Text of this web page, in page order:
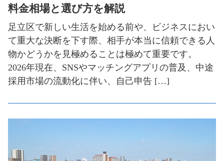
料金相場と選び方を解説
足立区で新しい生活を始める前や、ビジネスにおい
て重大な決断を下す際、相手が本当に信頼できる人
物かどうかを見極めることは極めて重要です。
2026年現在、SNSやマッチングアプリの普及、中途
採用市場の流動化に伴い、自己申告 […]